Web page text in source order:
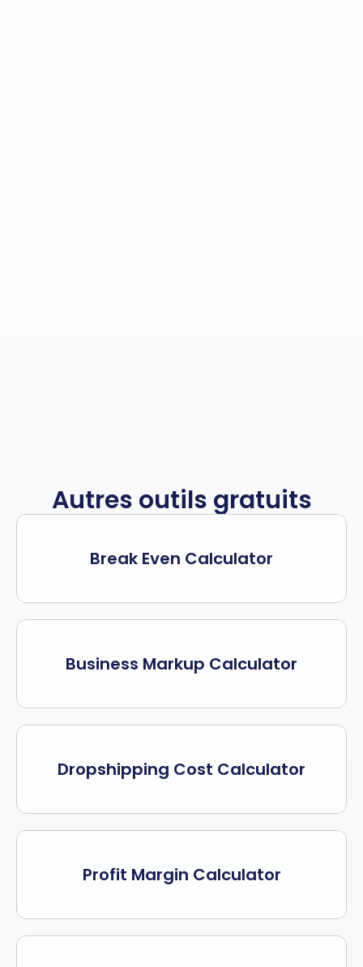
Autres outils gratuits
Break Even Calculator
Business Markup Calculator
Dropshipping Cost Calculator
Profit Margin Calculator